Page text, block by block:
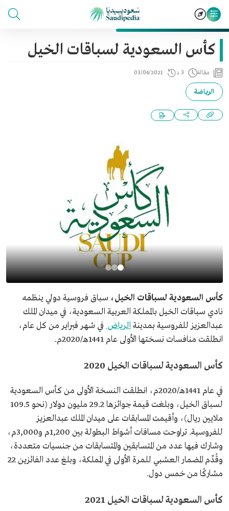
كأس السعودية لسباقات الخيل
مقالة 3 د 03/04/2021
الرياضة
كأس السعودية لسباقات الخيل، سباق فروسية دولي ينظمه
نادي سباقات الخيل بالمملكة العربية السعودية، في ميدان الملك
عبدالعزيز للفروسية بمدينة الرياض في شهر فبراير من كل عام،
انطلقت منافسات نسختها الأولى عام 1441هـ/2020م.
كأس السعودية لسباقات الخيل 2020
في عام 1441هـ/2020م، انطلقت النسخة الأولى من كأس السعودية
لسباق الخيل، وبلغت قيمة جوائزها 29.2 مليون دولار (نحو 109.5
ملايين ريال)، وأقيمت المسابقات على ميدان الملك عبدالعزيز
للفروسية. تراوحت مسافات أشواط البطولة بين 1,200م و3,000م،
وشارك فيها عدد من المتسابقين والمتسابقات من جنسيات متعددة،
وقُدِّم المضمار العشبي للمرة الأولى في المملكة، وبلغ عدد الفائزين 22
مشاركًا من خمس دول.
كأس السعودية لسباقات الخيل 2021